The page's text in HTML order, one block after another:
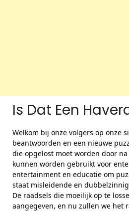
Is Dat Een
Welkom bij onze volgers op onze
beantwoorden en een nieuwe
die opgelost moet worden door na
kunnen worden gebruikt voor
entertainment en educatie om
staat misleidende en
De raadsels die moeilijk op te
aangegeven, en nu zullen we het